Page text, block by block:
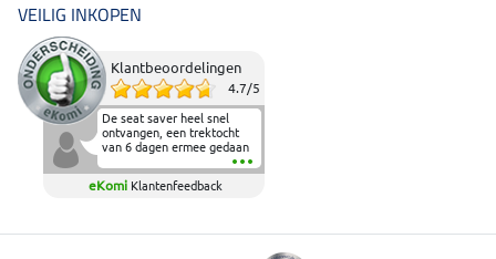
VEILIG INKOPEN
Klantbeoordelingen
4.7/5
De seat saver heel snel
ontvangen, een trektocht
van 6 dagen ermee gedaan
en deze heeft de beproeving
fantastisch doorstaan.
Heerlijk zacht om op te
elkaar in het zadel.
eKomi Klantenfeedback